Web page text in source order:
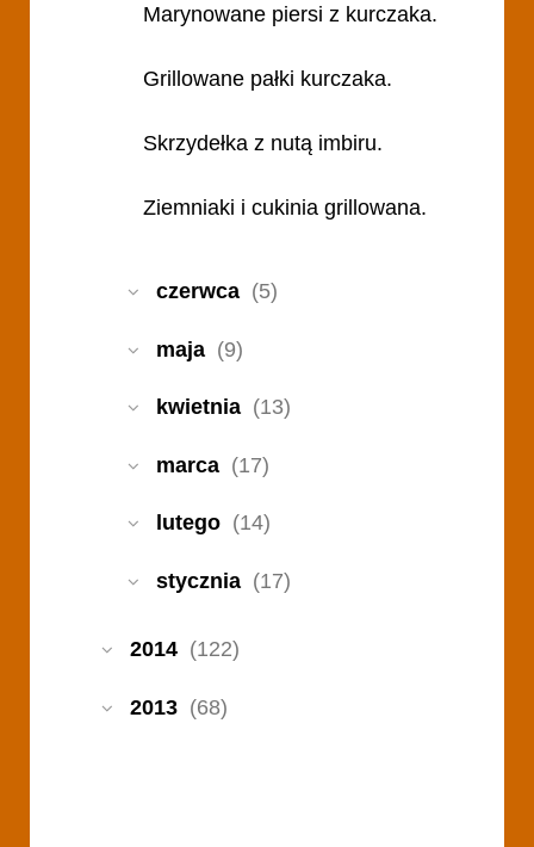
Marynowane piersi z kurczaka.
Grillowane pałki kurczaka.
Skrzydełka z nutą imbiru.
Ziemniaki i cukinia grillowana.
czerwca (5)
maja (9)
kwietnia (13)
marca (17)
lutego (14)
stycznia (17)
2014 (122)
2013 (68)